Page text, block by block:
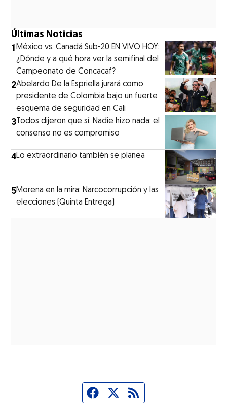
Últimas Noticias
1México vs. Canadá Sub-20 EN VIVO HOY:
¿Dónde y a qué hora ver la semifinal del
Campeonato de Concacaf?
2Abelardo De la Espriella jurará como
presidente de Colombia bajo un fuerte
esquema de seguridad en Cali
3 Todos dijeron que sí. Nadie hizo nada: el
consenso no es compromiso
4Lo extraordinario también se planea
5Morena en la mira: Narcocorrupción y las
elecciones (Quinta Entrega)
Página de Facebook
Fuente Twitter